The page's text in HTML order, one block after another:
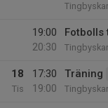
19:00
20:30
Fotbolls
18
Tis
17:30
19:00
Träning